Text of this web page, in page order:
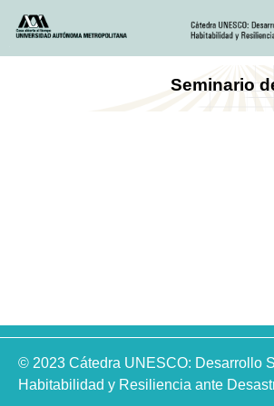
Seminario
© 2023 Cátedra UNESCO: Desarrollo
Habitabilidad y Resiliencia ante